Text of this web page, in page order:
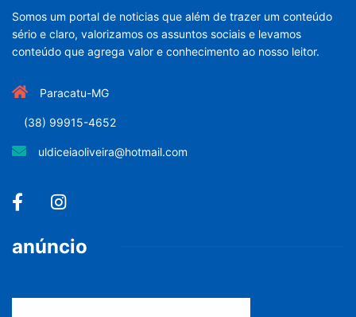
Somos um portal de noticias que além de trazer um conteúdo
sério e claro, valorizamos os assuntos sociais e levamos
conteúdo que agrega valor e conhecimento ao nosso leitor.
Paracatu-MG
(38) 99915-4652
uldiceiaoliveira@hotmail.com
anúncio